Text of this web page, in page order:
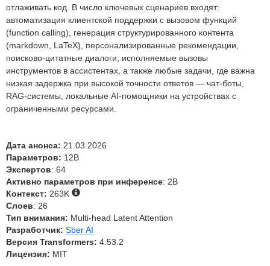
отлаживать код. В число ключевых сценариев входят:
автоматизация клиентской поддержки с вызовом функций
(function calling), генерация структурированного контента
(markdown, LaTeX), персонализированные рекомендации,
поисково-цитатные диалоги, исполняемые вызовы
инструментов в ассистентах, а также любые задачи, где важна
низкая задержка при высокой точности ответов — чат-боты,
RAG-системы, локальные AI-помощники на устройствах с
ограниченными ресурсами.
Дата анонса: 21.03.2026
Параметров: 12B
Экспертов: 64
Активно параметров при инференсе: 2B
Контекст: 263K
Слоев: 26
Тип внимания: Multi-head Latent Attention
Разработчик: Sber AI
Версия Transformers: 4.53.2
Лицензия: MIT